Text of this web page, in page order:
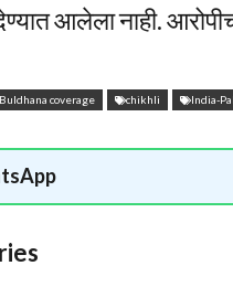
आलेला नाही.
Buldhana coverage chikhli India-